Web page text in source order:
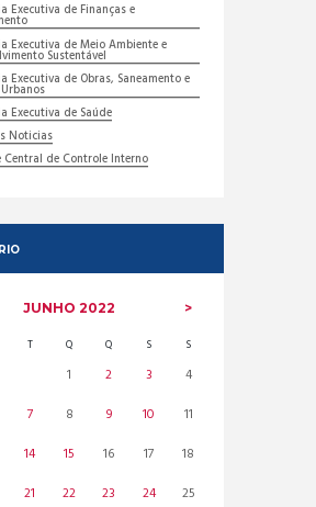
Executiva de Finanças e
Executiva de Meio Ambiente e
Sustentável
Executiva de Obras, Saneamento e
Executiva de Saúde
Noticias
Central de Controle Interno
JUNHO 2022
T Q Q S S
1 2 3
4
7 8 9 10
11
14 15 16 17
18
21 22 23 24
25